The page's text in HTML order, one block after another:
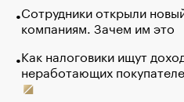
Сотрудники открыли
компаниям. Зачем им это
Как налоговики ищут
неработающих